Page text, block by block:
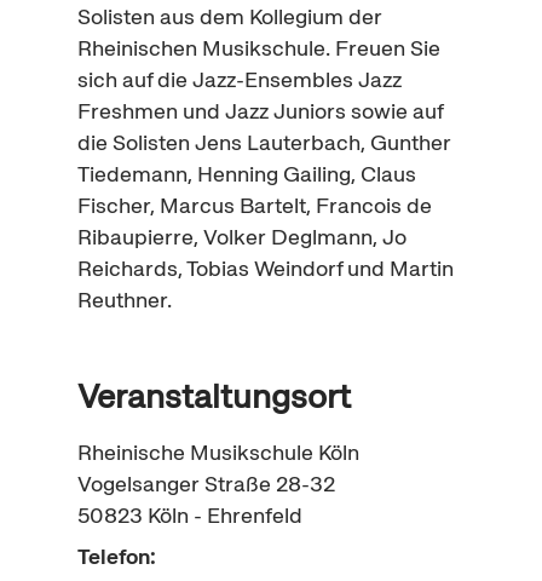
Solisten aus dem Kollegium der
Rheinischen Musikschule. Freuen Sie
sich auf die Jazz-Ensembles Jazz
Freshmen und Jazz Juniors sowie auf
die Solisten Jens Lauterbach, Gunther
Tiedemann, Henning Gailing, Claus
Fischer, Marcus Bartelt, Francois de
Ribaupierre, Volker Deglmann, Jo
Reichards, Tobias Weindorf und Martin
Reuthner.
Veranstaltungsort
Rheinische Musikschule Köln
Vogelsanger Straße 28-32
50823 Köln - Ehrenfeld
Telefon: